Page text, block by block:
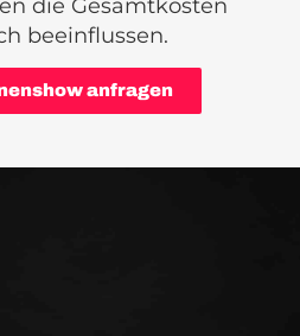
die Gesamtkosten
beeinflussen.
anfragen